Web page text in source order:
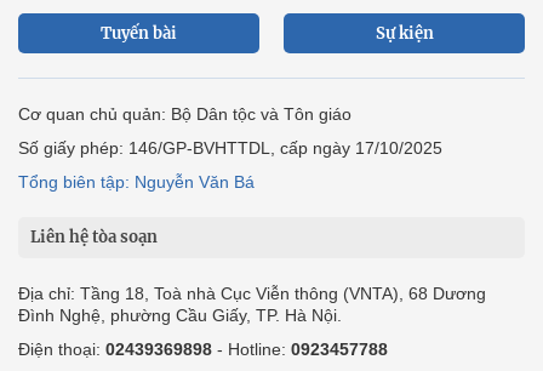
Tuyến bài Sự kiện
Cơ quan chủ quản: Bộ Dân tộc và Tôn giáo
Số giấy phép: 146/GP-BVHTTDL, cấp ngày 17/10/2025
Tổng biên tập: Nguyễn Văn Bá
Liên hệ tòa soạn
Địa chỉ: Tầng 18, Toà nhà Cục Viễn thông (VNTA), 68 Dương
Đình Nghệ, phường Cầu Giấy, TP. Hà Nội.
Điện thoại: 02439369898 - Hotline: 0923457788